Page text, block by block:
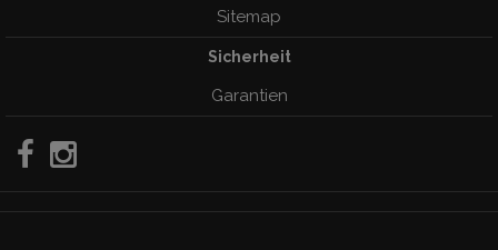
Sitemap
Sicherheit
Garantien